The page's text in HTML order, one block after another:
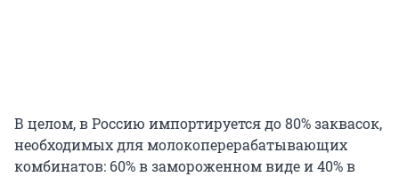
В целом, в Россию импортируется до 80% заквасок,
необходимых для молокоперерабатывающих
комбинатов: 60% в замороженном виде и 40% в